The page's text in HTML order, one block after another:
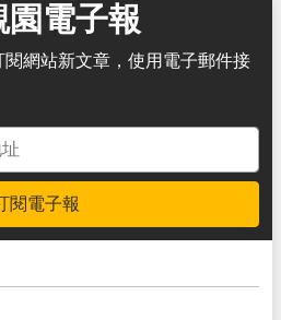
電子報
網站新文章，使用電子郵件接
閱電子報